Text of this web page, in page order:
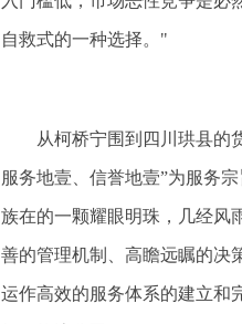
自救式的一种选择。"
从柯桥宁围到四川珙县的
服务地壹、信誉地壹”为服务
族在的一颗耀眼明珠，几经风
善的管理机制、高瞻远瞩的决
运作高效的服务体系的建立和